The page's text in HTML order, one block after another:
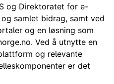
og Direktoratet for e-
samlet bidrag, samt ved
og en løsning som
Ved å utnytte en
og relevante
er det